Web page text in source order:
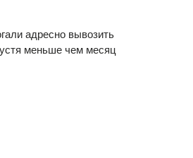
адресно вывозить
меньше чем месяц